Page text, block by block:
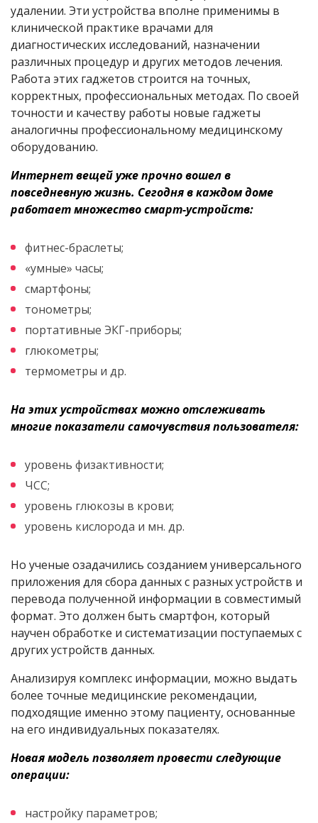
удалении. Эти устройства вполне применимы в
клинической практике врачами для
диагностических исследований, назначении
различных процедур и других методов лечения.
Работа этих гаджетов строится на точных,
корректных, профессиональных методах. По своей
точности и качеству работы новые гаджеты
аналогичны профессиональному медицинскому
оборудованию.
Интернет вещей уже прочно вошел в
повседневную жизнь. Сегодня в каждом доме
работает множество смарт-устройств:
фитнес-браслеты;
«умные» часы;
смартфоны;
тонометры;
портативные ЭКГ-приборы;
глюкометры;
термометры и др.
На этих устройствах можно отслеживать
многие показатели самочувствия пользователя:
уровень физактивности;
ЧСС;
уровень глюкозы в крови;
уровень кислорода и мн. др.
Но ученые озадачились созданием универсального
приложения для сбора данных с разных устройств и
перевода полученной информации в совместимый
формат. Это должен быть смартфон, который
научен обработке и систематизации поступаемых с
других устройств данных.
Анализируя комплекс информации, можно выдать
более точные медицинские рекомендации,
подходящие именно этому пациенту, основанные
на его индивидуальных показателях.
Новая модель позволяет провести следующие
операции:
настройку параметров;